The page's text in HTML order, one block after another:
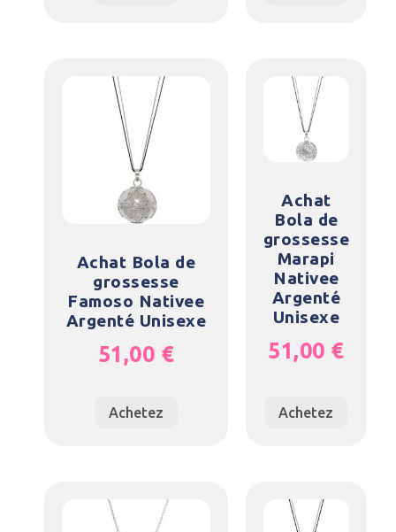
Achat Bola de
grossesse
Famoso Nativee
Argenté Unisexe
51,00 €
Achetez
Achat
Bola de
grossesse
Marapi
Nativee
Argenté
Unisexe
51,00 €
Achetez